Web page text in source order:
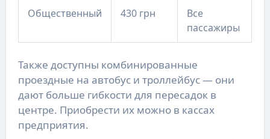
Общественный 430 грн
Все
пассажиры
Также доступны комбинированные
проездные на автобус и троллейбус — они
дают больше гибкости для пересадок в
центре. Приобрести их можно в кассах
предприятия.